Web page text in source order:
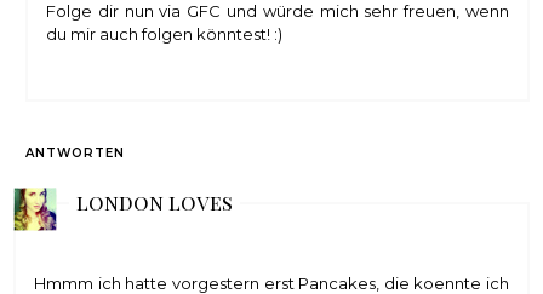
Folge dir nun via GFC und würde mich sehr freuen, wenn
du mir auch folgen könntest! :)
ANTWORTEN
london loves
Hmmm ich hatte vorgestern erst Pancakes, die koennte ich